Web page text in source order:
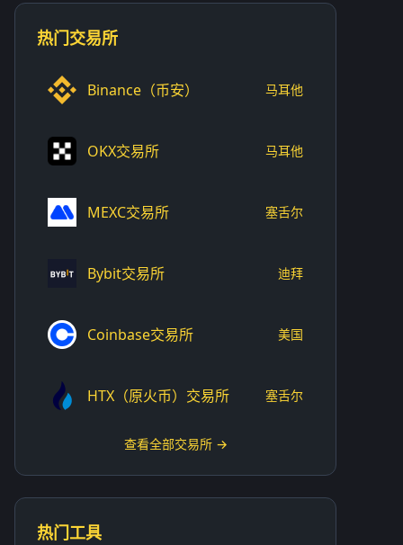
热门交易所
Binance（币安） 马耳他
OKX交易所 马耳他
MEXC交易所 塞舌尔
Bybit交易所 迪拜
Coinbase交易所 美国
HTX（原火币）交易所 塞舌尔
查看全部交易所 →
热门工具